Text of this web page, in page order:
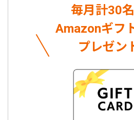
毎月計30
Amazonギフ
プレゼン